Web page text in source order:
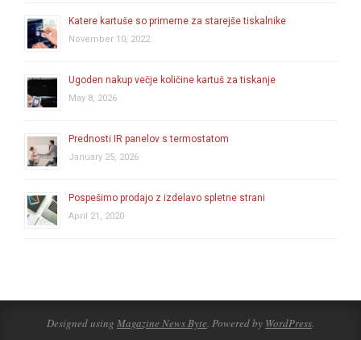
Katere kartuše so primerne za starejše tiskalnike
November 10, 2022
Ugoden nakup večje količine kartuš za tiskanje
May 8, 2026
Prednosti IR panelov s termostatom
January 25, 2026
Pospešimo prodajo z izdelavo spletne strani
April 21, 2020
Designed using Magazine News Byte. Powered by WordPress.